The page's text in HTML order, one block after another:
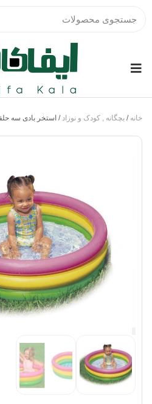
خانه / بچگانه , کودک و نوزاد/ استخر بادی سه حلقه